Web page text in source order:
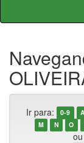
Ir para: 0-9
M
N O